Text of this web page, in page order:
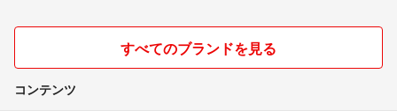
すべてのブランドを見る
コンテンツ